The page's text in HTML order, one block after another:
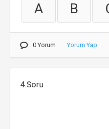
A B
0 Yorum Yorum Yap
4.Soru